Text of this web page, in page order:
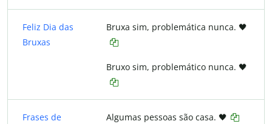
Feliz Dia das
Bruxas
Bruxa sim, problemática nunca. 🖤
Bruxo sim, problemático nunca. 🖤
Frases de
Algumas pessoas são casa. 🖤